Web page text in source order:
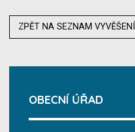
ZPĚT NA SEZNAM VYVĚŠENÍ
OBECNÍ ÚŘAD